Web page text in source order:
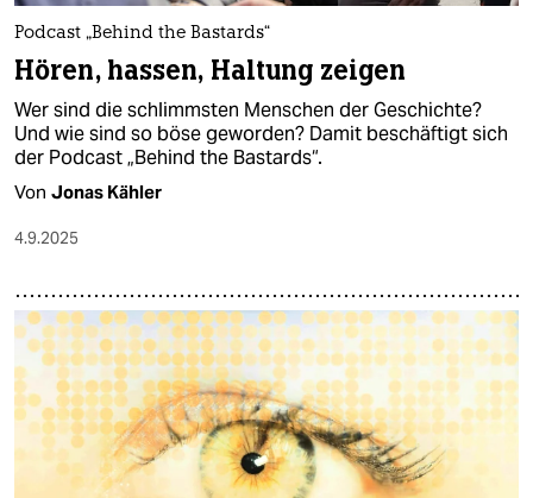
Podcast „Behind the Bastards“
Hören, hassen, Haltung zeigen
Wer sind die schlimmsten Menschen der Geschichte?
Und wie sind so böse geworden? Damit beschäftigt sich
der Podcast „Behind the Bastards“.
Von Jonas Kähler
4.9.2025